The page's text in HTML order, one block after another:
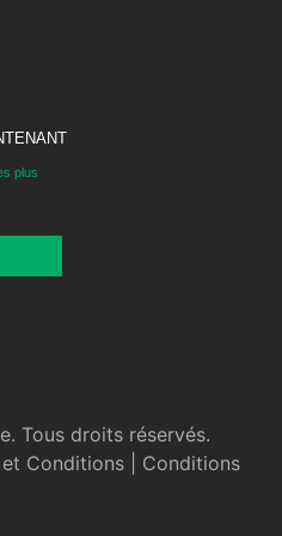
plus
Tous droits réservés.
Conditions| Conditions